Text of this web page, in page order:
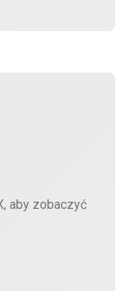
aby zobaczyć